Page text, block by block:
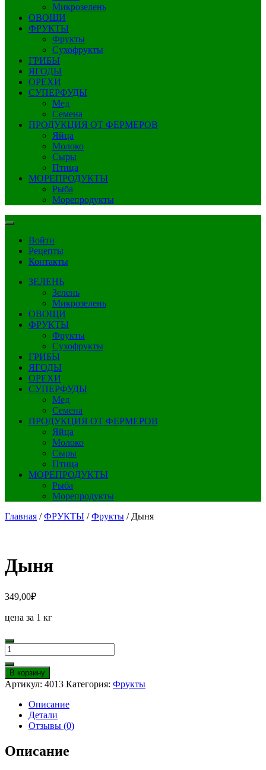
Микрозелень
ОВОЩИ
ФРУКТЫ
Фрукты
Сухофрукты
ГРИБЫ
ЯГОДЫ
ОРЕХИ
СУПЕРФУДЫ
Мед
Семена
ПРОДУКЦИЯ ОТ ФЕРМЕРОВ
Яйца
Молоко
Сыры
Птица
МОРЕПРОДУКТЫ
Рыба
Морепродукты
Войти
Рецепты
Контакты
ЗЕЛЕНЬ
Зелень
Микрозелень
ОВОЩИ
ФРУКТЫ
Фрукты
Сухофрукты
ГРИБЫ
ЯГОДЫ
ОРЕХИ
СУПЕРФУДЫ
Мед
Семена
ПРОДУКЦИЯ ОТ ФЕРМЕРОВ
Яйца
Молоко
Сыры
Птица
МОРЕПРОДУКТЫ
Рыба
Морепродукты
Главная /ФРУКТЫ /Фрукты / Дыня
Дыня
349,00₽
цена за 1 кг
Количество
Дыня
В корзину
Артикул: 4013 Категория: Фрукты
Описание
Детали
Отзывы (0)
Описание